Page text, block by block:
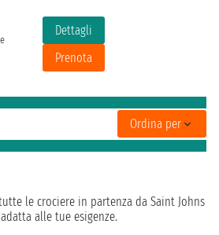
Dettagli
Prenota
Ordina per
le crociere in partenza da Saint Johns
alle tue esigenze.